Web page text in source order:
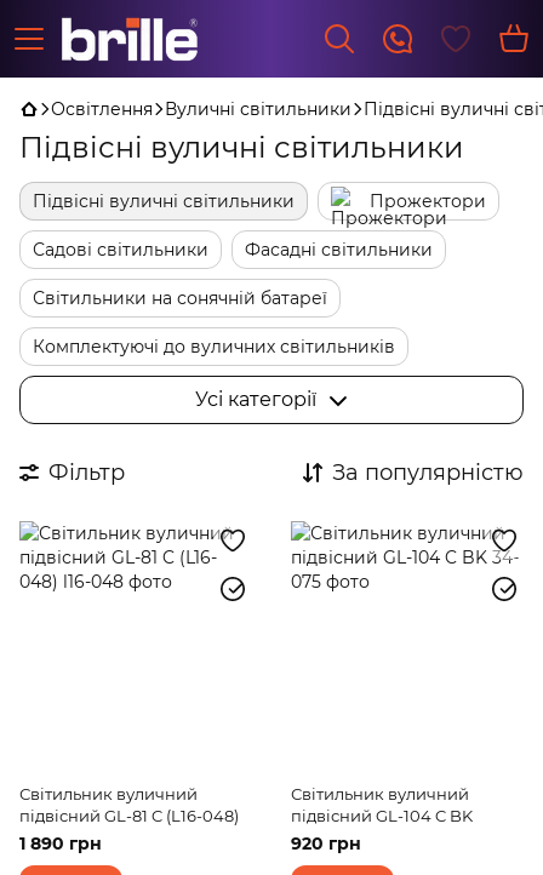
Освітлення Вуличні світильники Підвісні вуличні
Підвісні вуличні світильники
Підвісні вуличні світильники Прожектори
Садові світильники Фасадні світильники
Світильники на сонячній батареї
Комплектуючі до вуличних світильників
Ретро гірлянди лампочки
Тротуарні світильники
Настінні вуличні світильники
Консольні світильники
Усі категорії
Фільтр За популярністю
Світильник вуличний
підвісний GL-81 C (L16-048)
1 890 грн
Світильник вуличний
підвісний GL-104 C BK
920 грн